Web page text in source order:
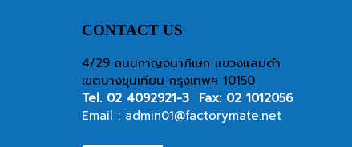
CONTACT US
4/29 ถนนกาญจนาภิเษก แขวงแสมดำ
เขตบางขุนเทียน กรุงเทพฯ 10150
Tel. 02 4092921-3 Fax: 02 1012056
Email : admin01@factorymate.net